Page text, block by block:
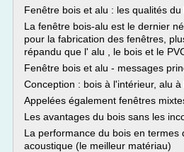
Fenêtre bois et alu : les qualités
La fenêtre bois-alu est le dernier
pour la fabrication des fenêtres,
répandu que l' alu , le bois et le PVC
Fenêtre bois et alu - messages
Conception : bois à l'intérieur, alu
Appelées également fenêtres
Les avantages du bois sans les
La performance du bois en termes
acoustique (le meilleur matériau)